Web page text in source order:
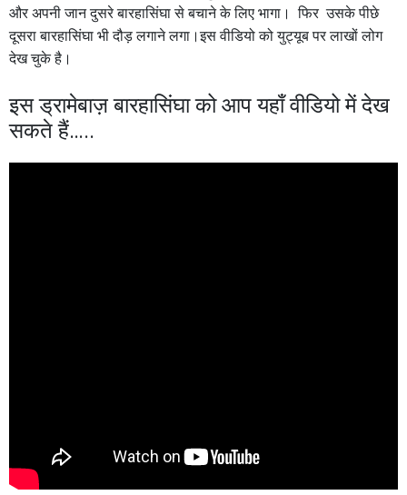
और अपनी जान दुसरे बारहासिंघा से बचाने के लिए भागा। फिर उसके पीछे
दूसरा बारहासिंघा भी दौड़ लगाने लगा।इस वीडियो को युट्यूब पर लाखों लोग
देख चुके है।
इस ड्रामेबाज़ बारहासिंघा को आप यहाँ वीडियो में देख
सकते हैं…..